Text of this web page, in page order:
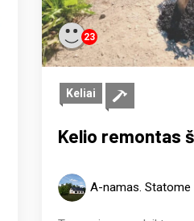
23
Keliai
Kelio remontas
A-namas. Statome